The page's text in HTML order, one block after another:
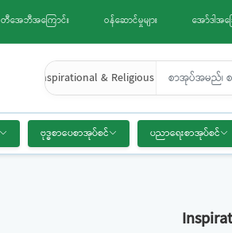
တီအေဘီအကြောင်း ဝန်ဆောင်မှုများ အော်ဒါအခ
Inspirational & Religious
ဗုဒ္ဓစာပေစာအုပ်စင် ပညာရေးစာအုပ်စင်